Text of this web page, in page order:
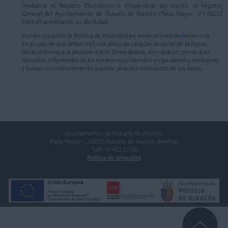
mediante el Registro Electrónico o dirigiéndose por escrito al Registro
General del Ayuntamiento de Pozuelo de Alarcón (Plaza Mayor, nº1-28223
Madrid) acreditando su identidad.
Podrán consultar la Política de Privacidad en www.pozuelodealarcon.org
En el caso de que deban incluirse datos de carácter personal de personas
físicas distintas a la persona que lo firma deberá, con carácter previo a su
inclusión, informarles de los extremos contenidos en los párrafos anteriores
y poseer su consentimiento expreso para el tratamiento de sus datos.
Ayuntamiento de Pozuelo de Alarcón.
Plaza Mayor 1, 28223 Pozuelo de Alarcón (Madrid)
Telf. 91 452 27 00
Política de privacidad